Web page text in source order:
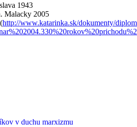
1943
Malacky 2005
http://www.katarinka.sk/dokumenty/
v duchu marxizmu